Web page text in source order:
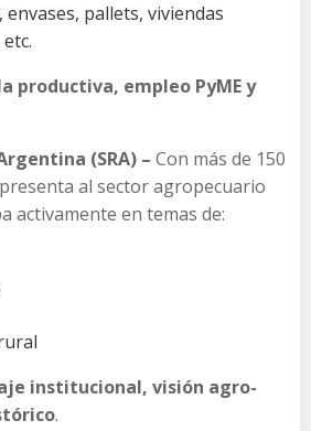
pallets, viviendas
productiva, empleo PyME y
(SRA) – Con más de 150
al sector agropecuario
activamente en temas de:
institucional, visión agro-
.